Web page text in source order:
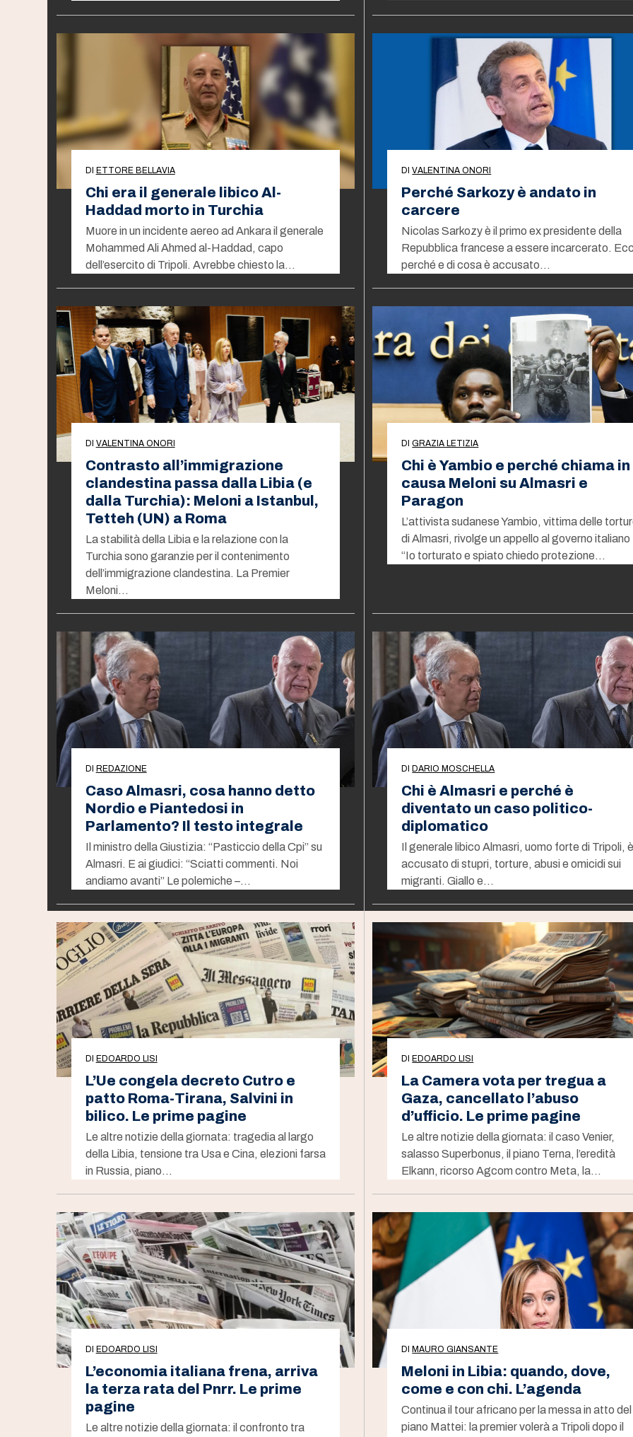
DI ETTORE BELLAVIA
Chi era il generale libico Al-
Haddad morto in Turchia
Muore in un incidente aereo ad Ankara il generale
Mohammed Ali Ahmed al-Haddad, capo
dell’esercito di Tripoli. Avrebbe chiesto la…
DIVALENTINA ONORI
Perché Sarkozy è andato in
carcere
Nicolas Sarkozy è il primo ex presidente della
Repubblica francese a essere incarcerato.
perché e di cosa è accusato…
DI VALENTINA ONORI
Contrasto all’immigrazione
clandestina passa dalla Libia (e
dalla Turchia): Meloni a Istanbul,
Tetteh (UN) a Roma
La stabilità della Libia e la relazione con la
Turchia sono garanzie per il contenimento
dell’immigrazione clandestina. La Premier
Meloni…
DIGRAZIA LETIZIA
Chi è Yambio e perché chiama in
causa Meloni su Almasri e
Paragon
L’attivista sudanese Yambio, vittima delle
di Almasri, rivolge un appello al governo italiano
“Io torturato e spiato chiedo protezione…
DI REDAZIONE
Caso Almasri, cosa hanno detto
Nordio e Piantedosi in
Parlamento? Il testo integrale
Il ministro della Giustizia: “Pasticcio della Cpi” su
Almasri. E ai giudici: “Sciatti commenti. Noi
andiamo avanti” Le polemiche –…
DIDARIO MOSCHELLA
Chi è Almasri e perché è
diventato un caso politico-
diplomatico
Il generale libico Almasri, uomo forte di Tripoli, è
accusato di stupri, torture, abusi e omicidi sui
migranti. Giallo e…
DI EDOARDO LISI
L’Ue congela decreto Cutro e
patto Roma-Tirana, Salvini in
bilico. Le prime pagine
Le altre notizie della giornata: tragedia al largo
della Libia, tensione tra Usa e Cina, elezioni farsa
in Russia, piano…
DI EDOARDO LISI
La Camera vota per tregua a
Gaza, cancellato l’abuso
d’ufficio. Le prime pagine
Le altre notizie della giornata: il caso Venier,
salasso Superbonus, il piano Terna, l’eredità
Elkann, ricorso Agcom contro Meta, la…
DI EDOARDO LISI
L’economia italiana frena, arriva
la terza rata del Pnrr. Le prime
pagine
Le altre notizie della giornata: il confronto tra
DI MAURO GIANSANTE
Meloni in Libia: quando, dove,
come e con chi. L’agenda
Continua il tour africano per la messa in atto del
piano Mattei: la premier volerà a Tripoli dopo il